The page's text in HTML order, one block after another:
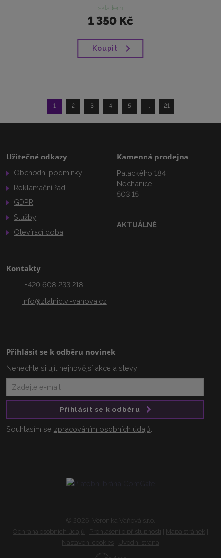
skladem
1 350 Kč
Koupit
1 2 3 4 5 21
Užitečné odkazy
Obchodní podmínky
Reklamační řád
GDPR
Služby
Otevírací doba
Kamenná prodejna
Palackého 184
Nechanice
503 15
AKTUÁLNĚ
Kontakty
+420 608 233 218
info@zlatnictvi-vanova.cz
Přihlásit se k odběru novinek
Nenechte si ujít nejnovější akce a slevy
Přihlásit se k odběru
Souhlasím se zpracováním osobních údajů
© 2026, Veronika Váňová s.r.o.
Ochrana osobních údajů
Prohlášení o přístupnosti Mapa stránek
Nastavení cookies
Úvodní strana